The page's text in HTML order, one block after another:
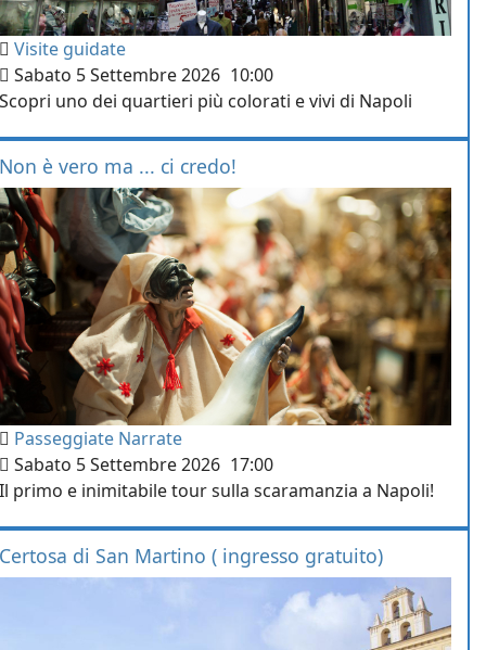
Visite guidate
Sabato 5 Settembre 2026 10:00
Scopri uno dei quartieri più colorati e vivi di Napoli
Non è vero ma ... ci credo!
Passeggiate Narrate
Sabato 5 Settembre 2026 17:00
Il primo e inimitabile tour sulla scaramanzia a Napoli!
Certosa di San Martino ( ingresso gratuito)